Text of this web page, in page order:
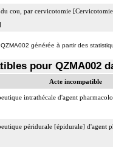
cou, par cervicotomie [Cervicotomie
générée à partir des
pour QZMA002
Acte incompatible
intrathécale d'agent
péridurale [épidurale] d'agent